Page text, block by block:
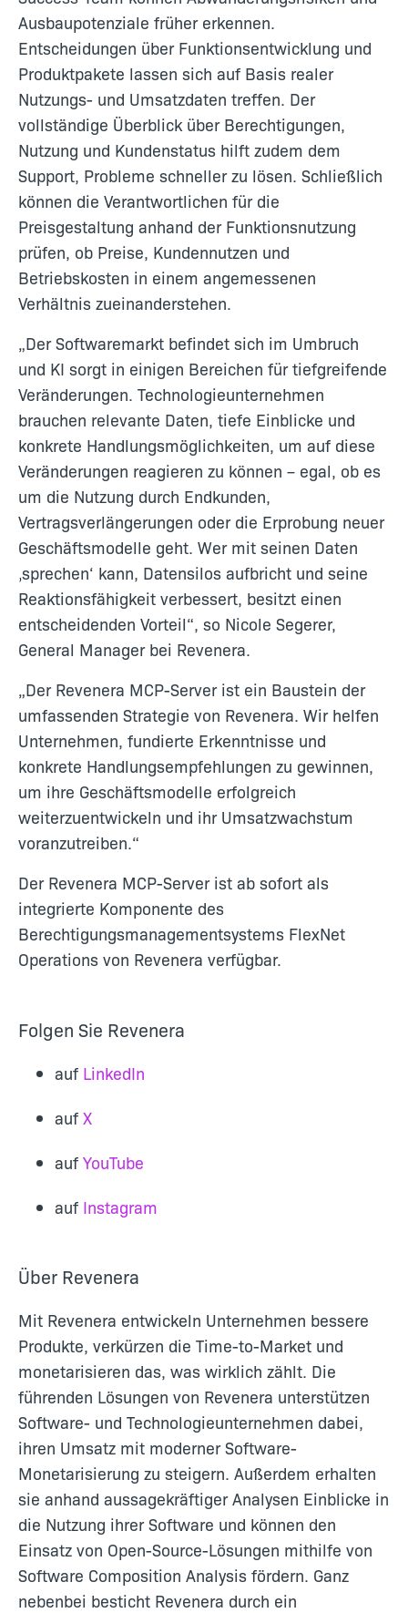
Ausbaupotenziale früher erkennen.
Entscheidungen über Funktionsentwicklung und
Produktpakete lassen sich auf Basis realer
Nutzungs- und Umsatzdaten treffen. Der
vollständige Überblick über Berechtigungen,
Nutzung und Kundenstatus hilft zudem dem
Support, Probleme schneller zu lösen. Schließlich
können die Verantwortlichen für die
Preisgestaltung anhand der Funktionsnutzung
prüfen, ob Preise, Kundennutzen und
Betriebskosten in einem angemessenen
Verhältnis zueinanderstehen.
„Der Softwaremarkt befindet sich im Umbruch
und KI sorgt in einigen Bereichen für tiefgreifende
Veränderungen. Technologieunternehmen
brauchen relevante Daten, tiefe Einblicke und
konkrete Handlungsmöglichkeiten, um auf diese
Veränderungen reagieren zu können – egal, ob es
um die Nutzung durch Endkunden,
Vertragsverlängerungen oder die Erprobung neuer
Geschäftsmodelle geht. Wer mit seinen Daten
‚sprechen‘ kann, Datensilos aufbricht und seine
Reaktionsfähigkeit verbessert, besitzt einen
entscheidenden Vorteil“, so Nicole Segerer,
General Manager bei Revenera.
„Der Revenera MCP-Server ist ein Baustein der
umfassenden Strategie von Revenera. Wir helfen
Unternehmen, fundierte Erkenntnisse und
konkrete Handlungsempfehlungen zu gewinnen,
um ihre Geschäftsmodelle erfolgreich
weiterzuentwickeln und ihr Umsatzwachstum
voranzutreiben.“
Der Revenera MCP-Server ist ab sofort als
integrierte Komponente des
Berechtigungsmanagementsystems FlexNet
Operations von Revenera verfügbar.
Folgen Sie Revenera
auf LinkedIn
auf X
auf YouTube
auf Instagram
Über Revenera
Mit Revenera entwickeln Unternehmen bessere
Produkte, verkürzen die Time-to-Market und
monetarisieren das, was wirklich zählt. Die
führenden Lösungen von Revenera unterstützen
Software- und Technologieunternehmen dabei,
ihren Umsatz mit moderner Software-
Monetarisierung zu steigern. Außerdem erhalten
sie anhand aussagekräftiger Analysen Einblicke in
die Nutzung ihrer Software und können den
Einsatz von Open-Source-Lösungen mithilfe von
Software Composition Analysis fördern. Ganz
nebenbei besticht Revenera durch ein